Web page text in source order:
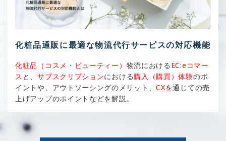
化粧品通販に最適な物流代行サービスの対応機能
化粧品（コスメ・ビューティー） 物流における EC:eコマー
ス と、サブスクリプションにおける購入（購買）体験のポ
イントや、アウトソーシングのメリット、CXを通じての売
上げアップのポイントなどを解説。